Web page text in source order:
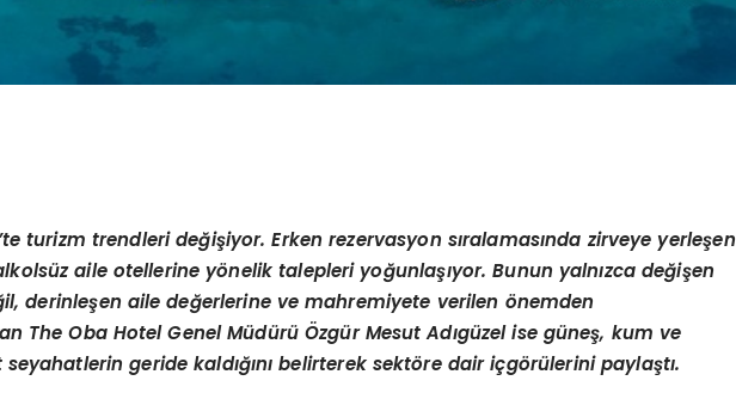
turizm trendleri değişiyor. Erkenrezervasyon sıralamasında zirveye yerleşen
aile otellerine yönelik talepleri yoğunlaşıyor. Bunun yalnızca değişen
derinleşen aile değerlerine ve mahremiyete verilen önemden
The Oba Hotel Genel Müdürü Özgür Mesut Adıgüzel ise güneş, kum ve
geride kaldığını belirterek sektöre dair içgörülerini paylaştı.